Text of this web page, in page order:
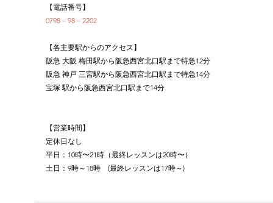
【電話番号】
0798－98－2202
【各主要駅からのアクセス】
阪急 大阪 梅田駅から阪急西宮北口駅まで特急12分
阪急 神戸 三宮駅から阪急西宮北口駅まで特急14分
宝塚 駅から阪急西宮北口駅まで14分
【営業時間】
定休日なし
平日：10時〜21時（最終レッスンは20時〜）
土日：9時～18時　(最終レッスンは17時～)